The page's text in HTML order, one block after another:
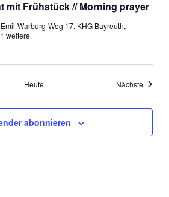
mit Frühstück // Morning prayer
Emil-Warburg-Weg 17, KHG Bayreuth,
weitere
Heute Nächste
abonnieren